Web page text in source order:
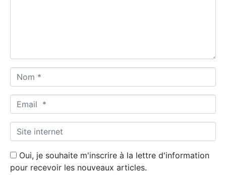
i
r
*
o
m
m
a
*
i
t
e
Oui, je souhaite m'inscrire à la lettre d'information
pour recevoir les nouveaux articles.